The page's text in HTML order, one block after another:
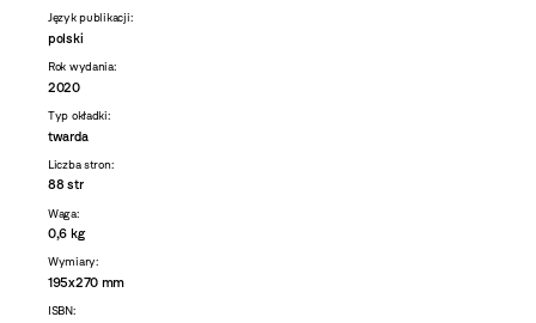
Język publikacji:
polski
Rok wydania:
2020
Typ okładki:
twarda
Liczba stron:
88 str
Waga:
0,6 kg
Wymiary:
195x270 mm
ISBN: